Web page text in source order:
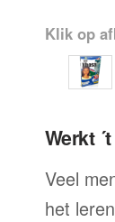
Klik op
Werkt
Veel
het